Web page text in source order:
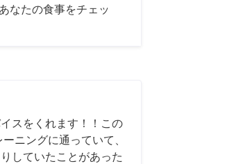
なたの食事をチェッ
スをくれます！！この
ニングに通っていて、
していたことがあった